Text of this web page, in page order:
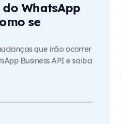
WhatsApp
se
que irão ocorrer
Business API e saiba